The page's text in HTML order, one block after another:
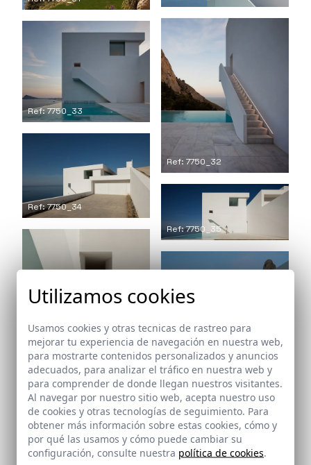
Ref: 7750_32
Ref: 7750_33
Ref: 7750_34
Ref: 7750_35
Ref: 7750_36
Ref: 7750_37
Utilizamos cookies
Usamos cookies y otras tecnicas de rastreo para
mejorar tu experiencia de navegación en nuestra web,
para mostrarte contenidos personalizados y anuncios
adecuados, para analizar el tráfico en nuestra web y
para comprender de donde llegan nuestros visitantes.
Al navegar por nuestro sitio web, acepta nuestro uso
de cookies y otras tecnologías de seguimiento. Para
obtener más información sobre estas cookies, cómo y
por qué las usamos y cómo puede cambiar su
configuración, consulte nuestra política de cookies.